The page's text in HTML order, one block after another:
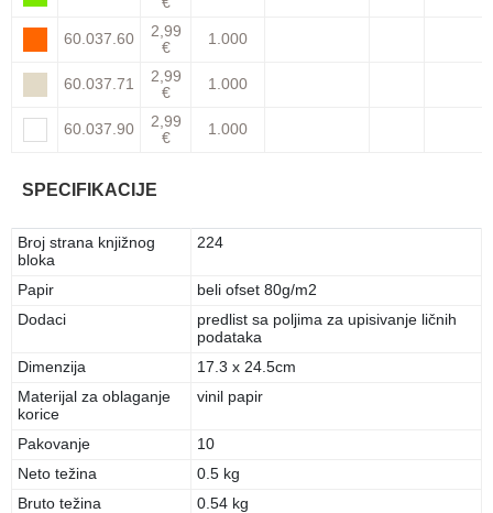
60.037.60
2,99
€
1.000
60.037.71
2,99
€
1.000
60.037.90
2,99
€
1.000
SPECIFIKACIJE
Broj strana knjižnog
bloka
224
Papir
beli ofset 80g/m2
Dodaci
predlist sa poljima za upisivanje ličnih
podataka
Dimenzija
17.3 x 24.5cm
Materijal za oblaganje
korice
vinil papir
Pakovanje
10
Neto težina
0.5 kg
Bruto težina
0.54 kg